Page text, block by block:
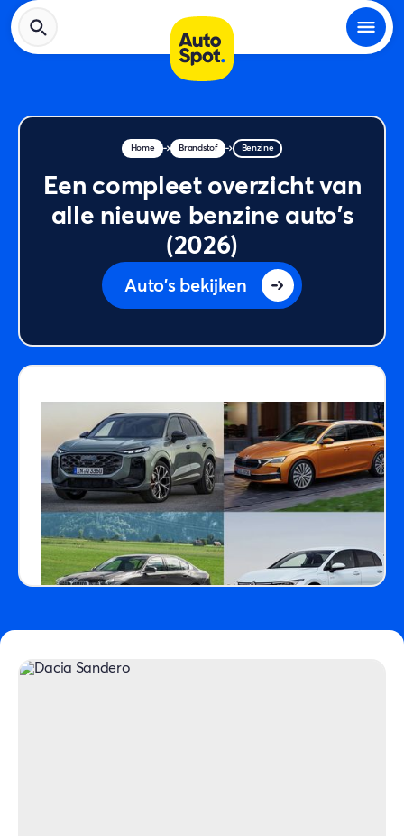
Home Brandstof Benzine
Een compleet overzicht van
alle nieuwe benzine auto's
(2026)
Auto's bekijken